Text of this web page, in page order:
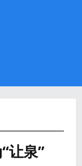
让泉”